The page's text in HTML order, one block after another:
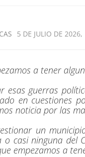
5 DE JULIO DE
a tener
esas guerras
en cuestiones
noticia por las
un
o casi ninguna del
empezamos a